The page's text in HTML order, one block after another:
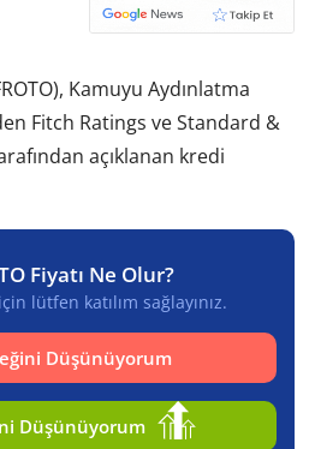
Kamuyu Aydınlatma
Fitch Ratings ve Standard &
açıklanan kredi
Fiyatı Ne Olur?
lütfen katılım sağlayınız.
Düşünüyorum
Düşünüyorum